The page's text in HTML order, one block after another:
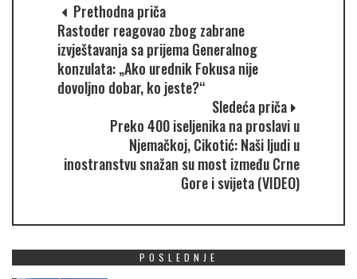
Prethodna priča
Rastoder reagovao zbog zabrane
izvještavanja sa prijema Generalnog
konzulata: „Ako urednik Fokusa nije
dovoljno dobar, ko jeste?“
Sledeća priča
Preko 400 iseljenika na proslavi u
Njemačkoj, Cikotić: Naši ljudi u
inostranstvu snažan su most između Crne
Gore i svijeta (VIDEO)
POSLEDNJE